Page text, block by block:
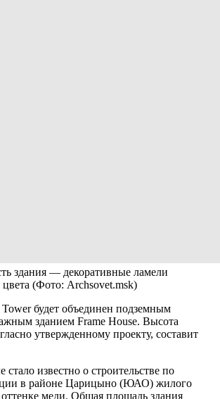
здания — декоративные ламели
(Фото: Archsovet.msk)
будет объединен подземным
зданием Frame House. Высота
утвержденному проекту, составит
известно о строительстве по
в районе Царицыно (ЮАО) жилого
меди. Общая площадь здания